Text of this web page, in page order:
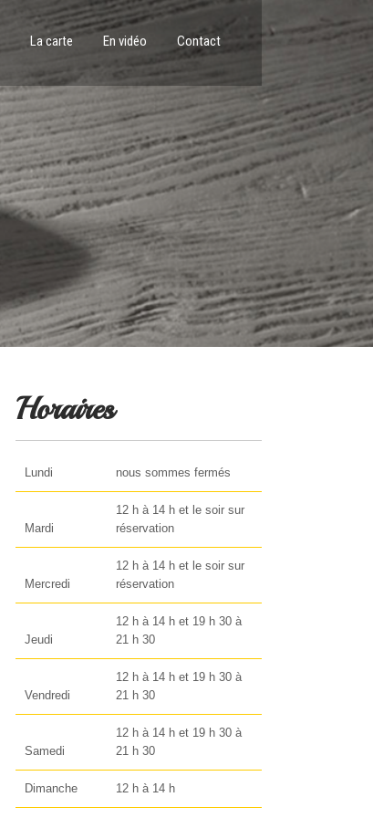
La carte En vidéo Contact
Horaires
Lundi nous sommes fermés
Mardi
12 h à 14 h et le soir sur
réservation
Mercredi
12 h à 14 h et le soir sur
réservation
Jeudi
12 h à 14 h et 19 h 30 à
21 h 30
Vendredi
12 h à 14 h et 19 h 30 à
21 h 30
Samedi
12 h à 14 h et 19 h 30 à
21 h 30
Dimanche 12 h à 14 h